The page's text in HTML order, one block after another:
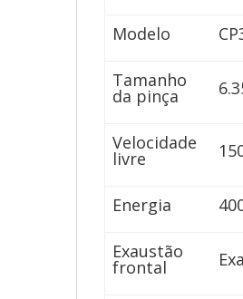
Modelo
Tamanho
da pinça
Velocidade
livre
Energia
Exaustão
frontal